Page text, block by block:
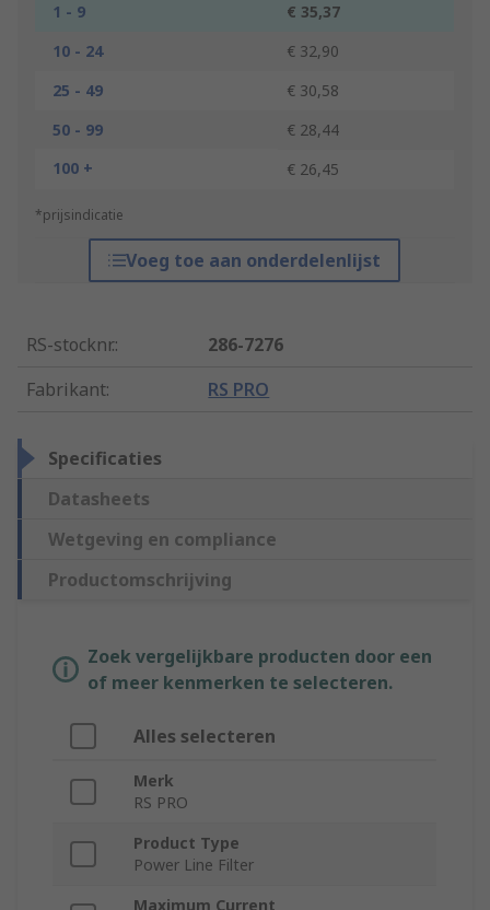
1 - 9
€ 35,37
10 - 24
€ 32,90
25 - 49
€ 30,58
50 - 99
€ 28,44
100 +
€ 26,45
*prijsindicatie
Voeg toe aan onderdelenlijst
RS-stocknr.:
286-7276
Fabrikant: RS PRO
Specificaties
Datasheets
Wetgeving en compliance
Productomschrijving
Zoek vergelijkbare producten door een
of meer kenmerken te selecteren.
Alles selecteren
Merk
RS PRO
Product Type
Power Line Filter
Maximum Current